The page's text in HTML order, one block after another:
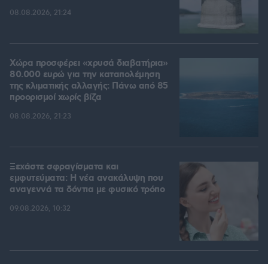
08.08.2026, 21:24
Χώρα προσφέρει «χρυσά διαβατήρια»
80.000 ευρώ για την καταπολέμηση
της κλιματικής αλλαγής: Πάνω από 85
προορισμοί χωρίς βίζα
08.08.2026, 21:23
Ξεχάστε σφραγίσματα και
εμφυτεύματα: Η νέα ανακάλυψη που
αναγεννά τα δόντια με φυσικό τρόπο
09.08.2026, 10:32